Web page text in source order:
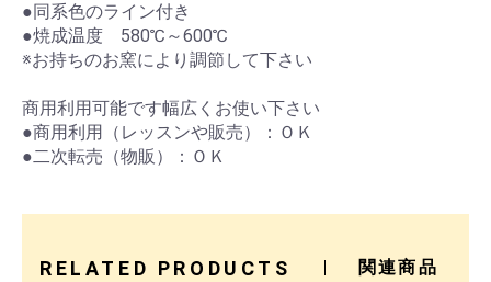
●同系色のライン付き
●焼成温度 580℃～600℃
※お持ちのお窯により調節して下さい
商用利用可能です幅広くお使い下さい
●商用利用（レッスンや販売）：ＯＫ
●二次転売（物販）：ＯＫ
RELATED PRODUCTS 関連商品